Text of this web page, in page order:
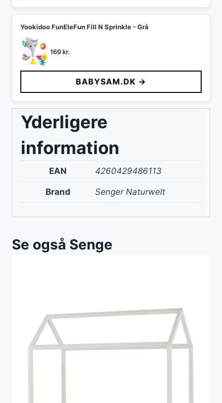
Yookidoo FunEleFun Fill N Sprinkle - Grå
169kr.
BABYSAM.DK →
Yderligere
information
EAN 4260429486113
Brand Senger Naturwelt
Se også Senge